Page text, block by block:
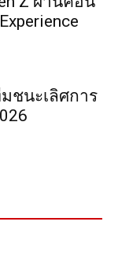
ชนะเลิศการ